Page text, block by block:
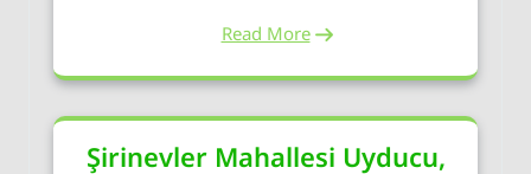
Read More
Şirinevler Mahallesi Uyducu,